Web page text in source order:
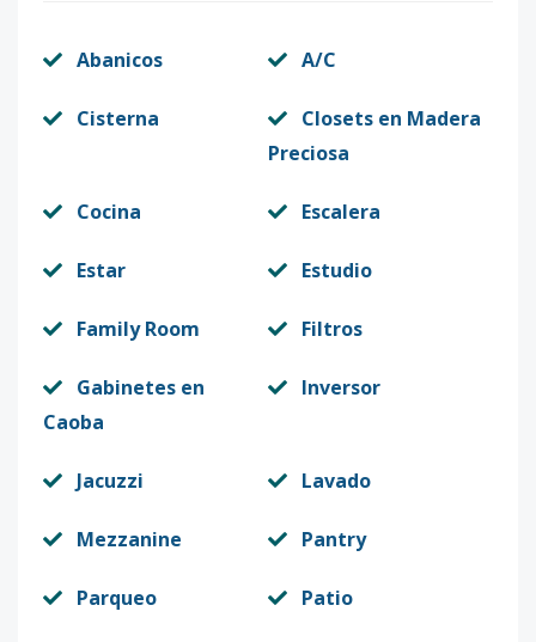
Abanicos A/C
Cisterna
Closets en Madera
Preciosa
Cocina Escalera
Estar Estudio
Family Room Filtros
Gabinetes en
Caoba
Inversor
Jacuzzi Lavado
Mezzanine Pantry
Parqueo Patio